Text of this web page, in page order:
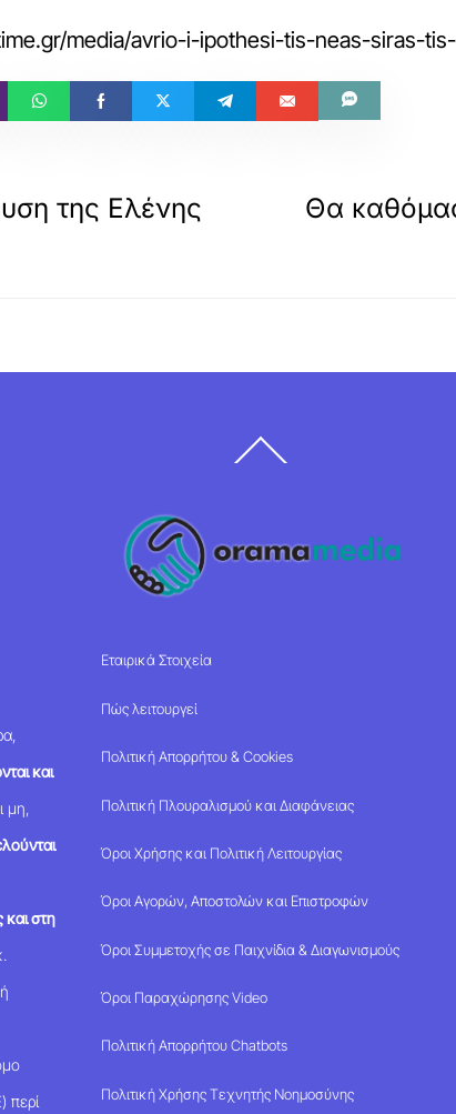
media/avrio-i-ipothesi-tis-neas-siras-
της Ελένης
Θα
To
και
μη,
και στη
περί
Εταιρικά Στοιχεία
Πώς λειτουργεί
Πολιτική Απορρήτου & Cookies
Πολιτική Πλουραλισμού και Διαφάνειας
Όροι Χρήσης και Πολιτική Λειτουργίας
Όροι Αγορών, Αποστολών και Επιστροφών
Όροι Συμμετοχής σε Παιχνίδια & Διαγωνισμούς
Όροι Παραχώρησης Video
Πολιτική Απορρήτου Chatbots
Πολιτική Χρήσης Τεχνητής Νοημοσύνης